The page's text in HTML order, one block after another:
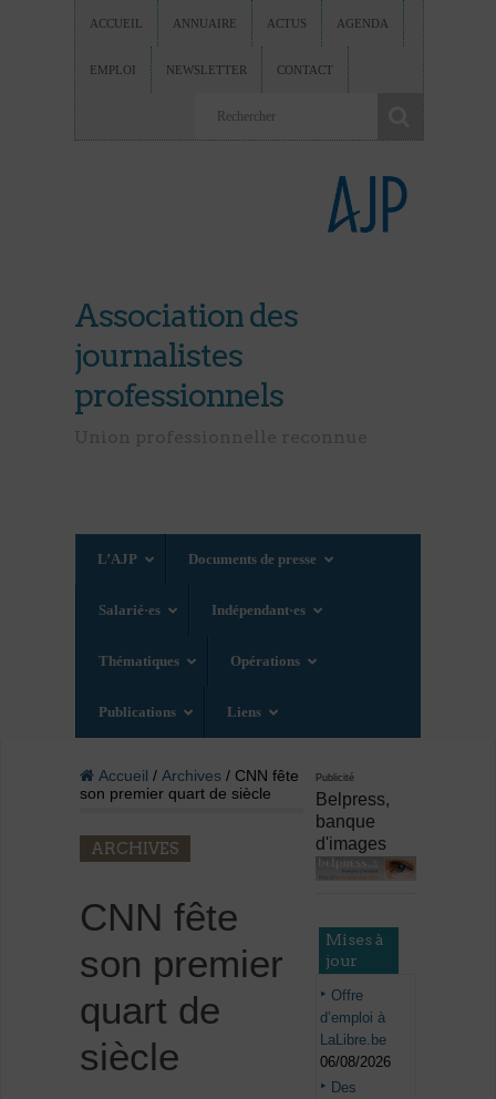
ACCUEIL ANNUAIRE ACTUS AGENDA
EMPLOI NEWSLETTER CONTACT
Association des
journalistes
professionnels
L’AJP Documents de presse
Salarié·es Indépendant·es
Thématiques Opérations
Publications Liens
Accueil / Archives/ CNN fête
son premier quart de siècle
ARCHIVES
CNN fête
son premier
quart de
siècle
Publicité
Belpress,
banque
d'images
Mises à
jour
Offre
d’emploi à
LaLibre.be
06/08/2026
Des